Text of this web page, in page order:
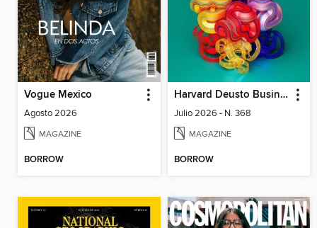
Vogue Mexico
Agosto 2026
MAGAZINE
BORROW
Harvard Deusto Business Review
Julio 2026 - N. 368
MAGAZINE
BORROW